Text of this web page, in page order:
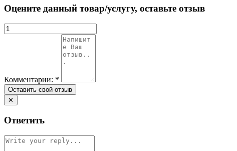
Оцените данный товар/услугу, оставьте отзыв
Комментарии: *
✕
Ответить